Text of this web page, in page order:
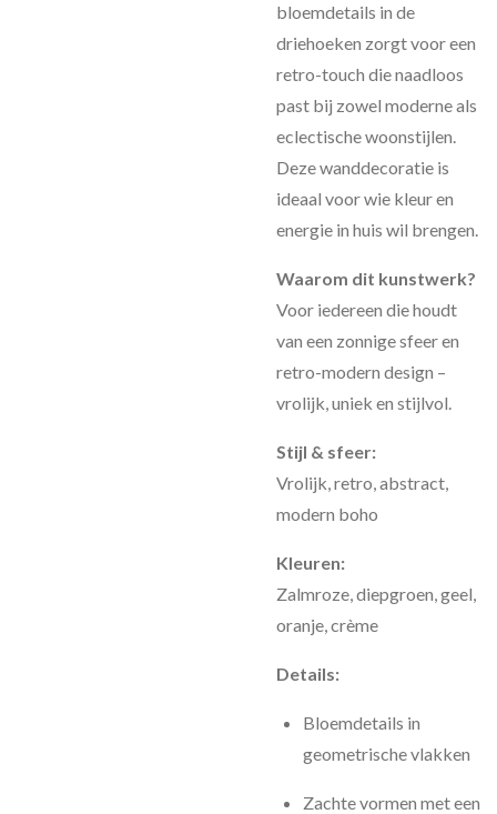
bloemdetails in de
driehoeken zorgt voor een
retro-touch die naadloos
past bij zowel moderne als
eclectische woonstijlen.
Deze wanddecoratie is
ideaal voor wie kleur en
energie in huis wil brengen.
Waarom dit kunstwerk?
Voor iedereen die houdt
van een zonnige sfeer en
retro-modern design –
vrolijk, uniek en stijlvol.
Stijl & sfeer:
Vrolijk, retro, abstract,
modern boho
Kleuren:
Zalmroze, diepgroen, geel,
oranje, crème
Details:
Bloemdetails in
geometrische vlakken
Zachte vormen met een